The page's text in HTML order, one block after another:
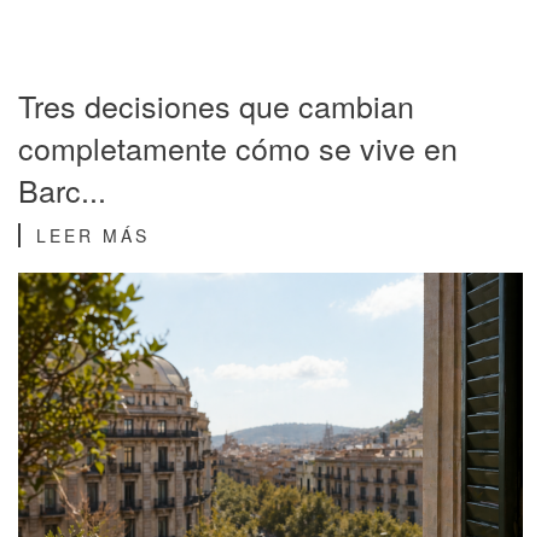
Tres decisiones que cambian
completamente cómo se vive en
Barc...
LEER MÁS